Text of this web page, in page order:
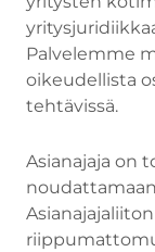
Palvelemme
oikeudellista
tehtävissä.
Asianajaja on